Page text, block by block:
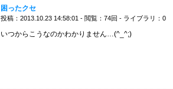
困ったクセ
投稿：2013.10.23 14:58:01 - 閲覧：74回 - ライブラリ：0
いつからこうなのかわかりません…(^_^;)